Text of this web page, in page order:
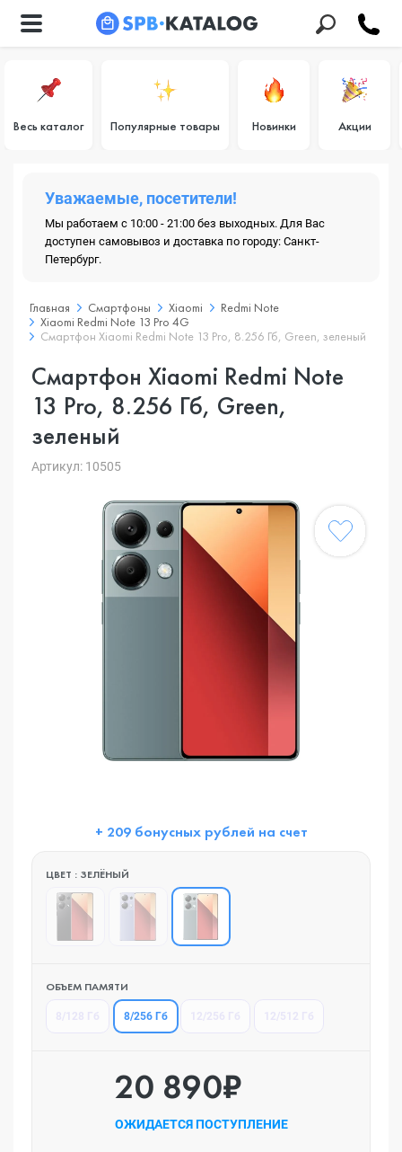
Весь каталог Популярные товары Новинки Акции
Уважаемые, посетители!
Мы работаем с 10:00 - 21:00 без выходных. Для Вас
доступен самовывоз и доставка по городу: Санкт-
Петербург.
Главная Смартфоны Xiaomi
Redmi Note
Xiaomi Redmi Note 13 Pro 4G
Смартфон Xiaomi Redmi Note 13 Pro, 8.256 Гб, Green, зеленый
Смартфон Xiaomi Redmi Note
13 Pro, 8.256 Гб, Green,
зеленый
Артикул: 10505
+ 209 бонусных рублей на счет
ЦВЕТ : ЗЕЛЁНЫЙ
ОБЪЕМ ПАМЯТИ
8/256 Гб
20 890₽
ОЖИДАЕТСЯ ПОСТУПЛЕНИЕ